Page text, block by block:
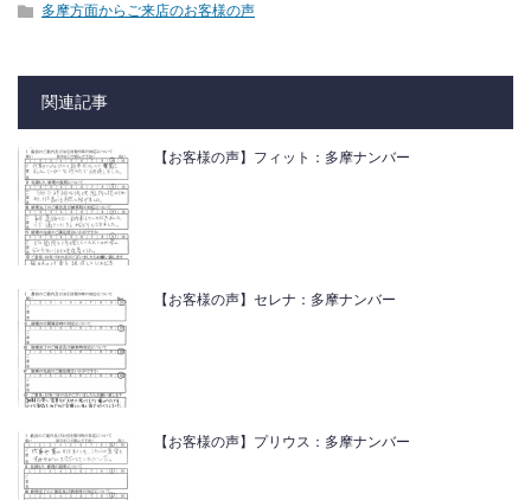
多摩方面からご来店のお客様の声
関連記事
【お客様の声】フィット：多摩ナンバー
【お客様の声】セレナ：多摩ナンバー
【お客様の声】プリウス：多摩ナンバー